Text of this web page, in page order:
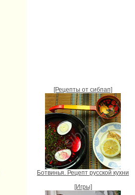
[Рецепты от сибпап]
Ботвинья. Рецепт русской кухни
[Игры]